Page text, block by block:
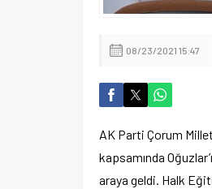
08/23/2021 15:47
AK Parti Çorum
kapsamında
araya geldi. Halk